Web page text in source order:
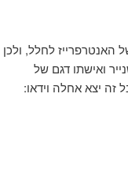
לחלל, ולכן
ב-28 באפריל, שיגרו שנייר ואישתו דגם של